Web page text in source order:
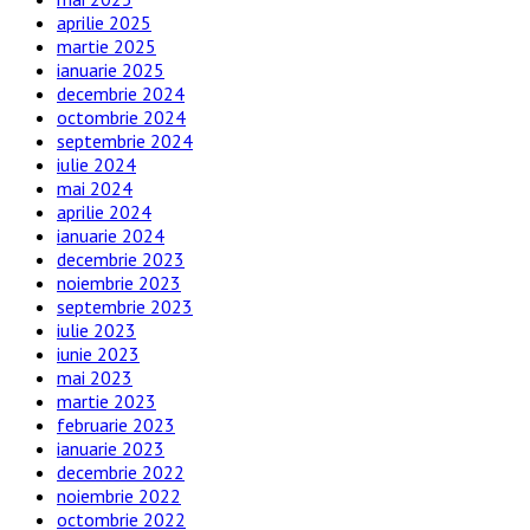
aprilie 2025
martie 2025
ianuarie 2025
decembrie 2024
octombrie 2024
septembrie 2024
iulie 2024
mai 2024
aprilie 2024
ianuarie 2024
decembrie 2023
noiembrie 2023
septembrie 2023
iulie 2023
iunie 2023
mai 2023
martie 2023
februarie 2023
ianuarie 2023
decembrie 2022
noiembrie 2022
octombrie 2022